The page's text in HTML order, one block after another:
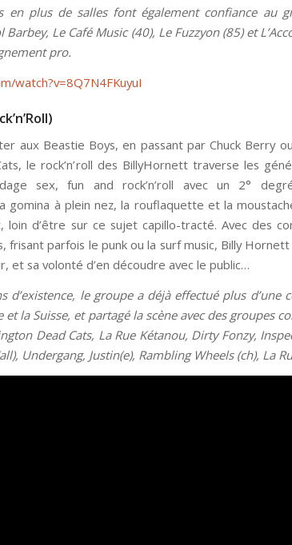
en plus de salles font également confiance au
Le Café Music (40), Le Fuzzyon (85) et
pro.
watch?v=8Q7N4FKuyuI
aux Beastie Boys, en passant par Chuck Berry
le rock’n’roll des BillyHornett traverse les
sex, fun and rock’n’roll avec un 2°
gomina à plein nez, la rouflaquette et la
loin d’être sur ce sujet capillo-tracté. Avec des
frisant parfois le punk ou la surf music, Billy
et sa volonté d’en découdre avec le public…
d’existence, le groupe a déjà effectué plus d’une
et la Suisse, et partagé la scène avec des groupes
Dead Cats, La Rue Kétanou, Dirty Fonzy,
Undergang, Justin(e), Rambling Wheels (ch), La